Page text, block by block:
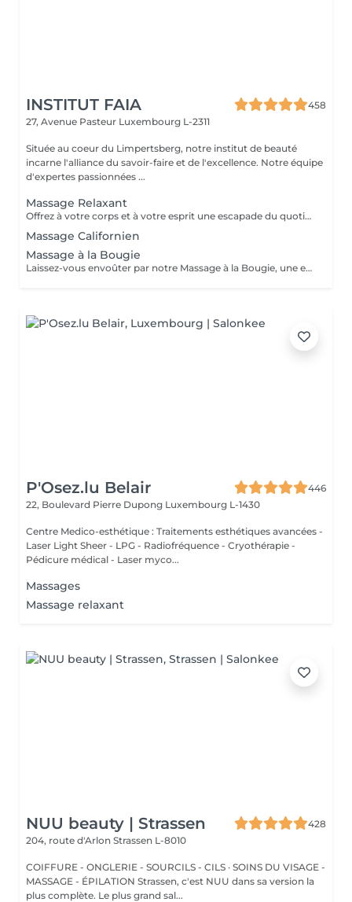
INSTITUT FAIA
458
27, Avenue Pasteur Luxembourg L-2311
Située au coeur du Limpertsberg, notre institut de beauté
incarne l'alliance du savoir-faire et de l'excellence. Notre équipe
d'expertes passionnées ...
Massage Relaxant
Offrez à votre corps et à votre esprit une escapade du quotidien avec notre Massage Relaxant. Conçu pour apaiser les muscles tendus et l'esprit agité, ce massage est une invitation à la tranquillité. Les gestes doux et enveloppants vous plongent dans un état de détente profonde, éliminant le stress et favorisant une relaxation totale. Laissez-vous dorloter, ressourcez-vous et repartez avec un sourire apaisé.
Massage Californien
Massage à la Bougie
Laissez-vous envoûter par notre Massage à la Bougie, une expérience sensorielle unique. La chaleur douce et apaisante de la cire fondue associée à des mouvements délicats vous transporte dans un cocon de relaxation. Vos sens seront comblés par les parfums apaisants de nos bougies spécialement conçues. Plongez dans un état de béatitude et ressortez avec une peau soyeuse et un esprit apaisé.
P'Osez.lu Belair
446
22, Boulevard Pierre Dupong Luxembourg L-1430
Centre Medico-esthétique : Traitements esthétiques avancées -
Laser Light Sheer - LPG - Radiofréquence - Cryothérapie -
Pédicure médical - Laser myco...
Massages
Massage relaxant
NUU beauty | Strassen
428
204, route d'Arlon Strassen L-8010
COIFFURE - ONGLERIE - SOURCILS - CILS · SOINS DU VISAGE -
MASSAGE - ÉPILATION Strassen, c'est NUU dans sa version la
plus complète. Le plus grand sal...